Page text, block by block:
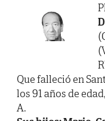
Que falleció en
los 91 años de
A.